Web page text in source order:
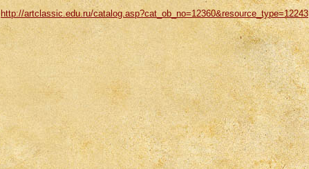
http://artclassic.edu.ru/catalog.asp?cat_ob_no=12360&resource_type=12243